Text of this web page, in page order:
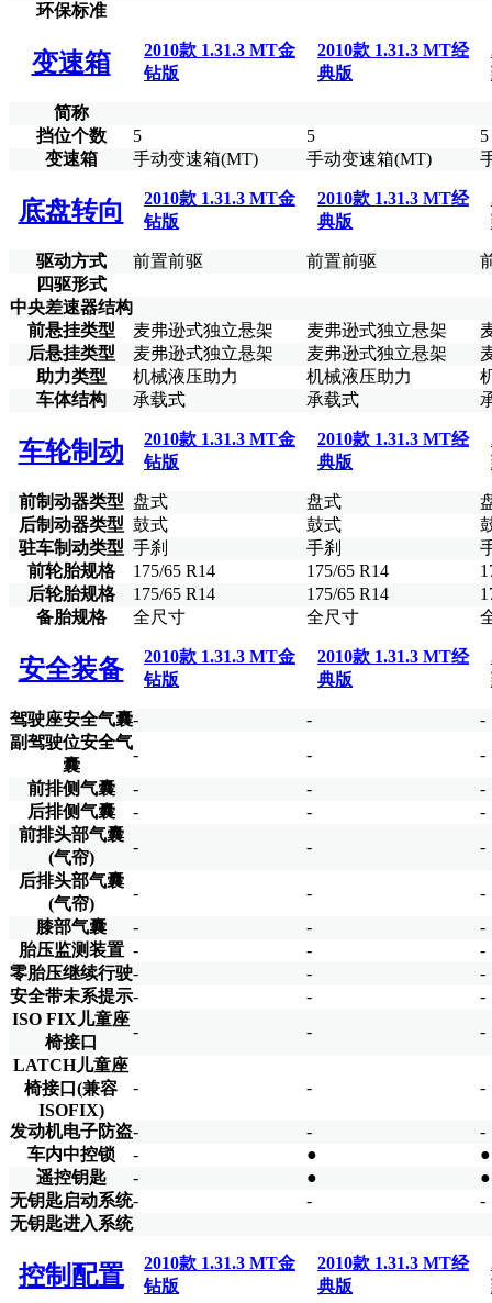
环保标准
变速箱
2010款 1.31.3 MT金
钻版
2010款 1.31.3 MT经
典版
简称
挡位个数
5 5
5
变速箱
手动变速箱(MT) 手动变速箱(MT)
底盘转向
2010款 1.31.3 MT金
钻版
2010款 1.31.3 MT经
典版
驱动方式 前置前驱 前置前驱
四驱形式
中央差速器结构
前悬挂类型
麦弗逊式独立悬架 麦弗逊式独立悬架
后悬挂类型
麦弗逊式独立悬架 麦弗逊式独立悬架
助力类型
机械液压助力 机械液压助力
车体结构
承载式 承载式
车轮制动
2010款 1.31.3 MT金
钻版
2010款 1.31.3 MT经
典版
前制动器类型 盘式 盘式
后制动器类型 鼓式 鼓式
驻车制动类型 手刹 手刹
前轮胎规格
175/65 R14 175/65 R14
后轮胎规格
175/65 R14 175/65 R14
备胎规格
全尺寸 全尺寸
安全装备
2010款 1.31.3 MT金
钻版
2010款 1.31.3 MT经
典版
驾驶座安全气囊- -
-
副驾驶位安全气
囊
- -
-
前排侧气囊
- -
-
后排侧气囊
- -
-
前排头部气囊
(气帘)
- -
-
后排头部气囊
(气帘)
- -
-
膝部气囊
- -
-
胎压监测装置 - -
-
零胎压继续行驶- -
-
安全带未系提示- -
-
ISO FIX儿童座
椅接口
- -
-
LATCH儿童座
椅接口(兼容
ISOFIX)
- - -
发动机电子防盗- -
-
车内中控锁
- ●
●
遥控钥匙
- ●
●
无钥匙启动系统- -
-
无钥匙进入系统
控制配置
2010款 1.31.3 MT金
钻版
2010款 1.31.3 MT经
典版